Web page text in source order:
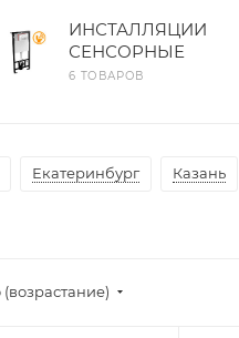
ИНСТАЛЛЯЦИИ
СЕНСОРНЫЕ
6 ТОВАРОВ
Екатеринбург Казань